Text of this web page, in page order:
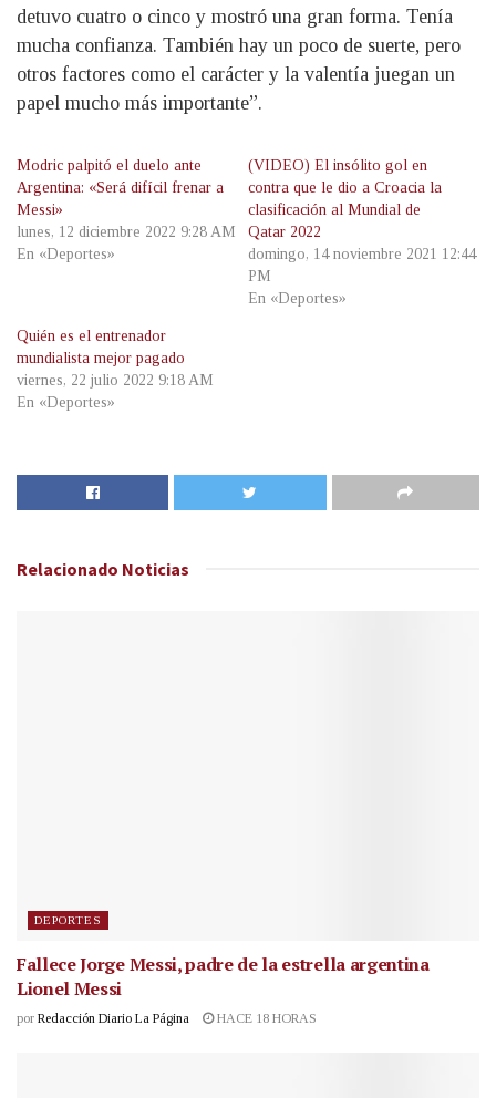
detuvo cuatro o cinco y mostró una gran forma. Tenía
mucha confianza. También hay un poco de suerte, pero
otros factores como el carácter y la valentía juegan un
papel mucho más importante”.
Modric palpitó el duelo ante
Argentina: «Será difícil frenar a
Messi»
lunes, 12 diciembre 2022 9:28 AM
En «Deportes»
(VIDEO) El insólito gol en
contra que le dio a Croacia la
clasificación al Mundial de
Qatar 2022
domingo, 14 noviembre 2021 12:44
PM
En «Deportes»
Quién es el entrenador
mundialista mejor pagado
viernes, 22 julio 2022 9:18 AM
En «Deportes»
Relacionado Noticias
DEPORTES
Fallece Jorge Messi, padre de la estrella argentina
Lionel Messi
por Redacción Diario La Página HACE 18 HORAS